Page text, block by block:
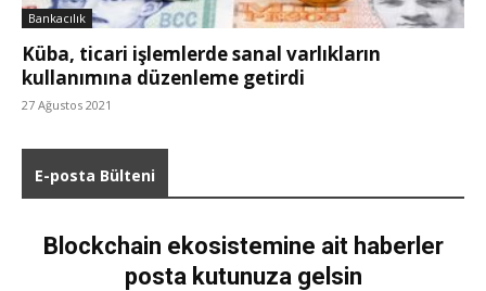
Bankacılık
Küba, ticari işlemlerde sanal varlıkların
kullanımına düzenleme getirdi
27 Ağustos 2021
E-posta Bülteni
Blockchain ekosistemine ait haberler
posta kutunuza gelsin